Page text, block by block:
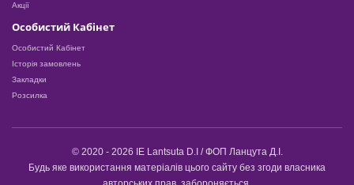
Акції
Особистий Кабінет
Особистий Кабінет
Історія замовлень
Закладки
Розсилка
© 2020 - 2026 IE Lantsuta D.I / ФОП Ланцута Д.І.
Будь яке використання матеріалів цього сайту без згоди власника